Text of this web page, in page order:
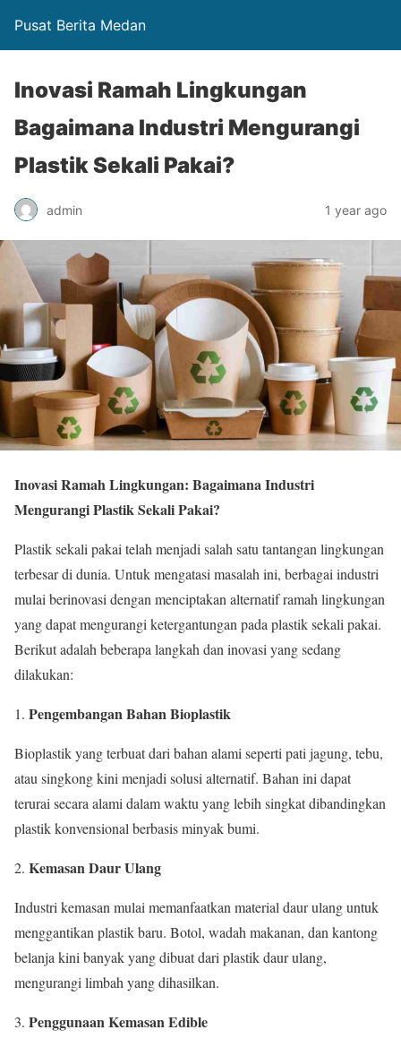
Pusat Berita Medan
Inovasi Ramah Lingkungan
Bagaimana Industri Mengurangi
Plastik Sekali Pakai?
admin 1 year ago
Inovasi Ramah Lingkungan: Bagaimana Industri
Mengurangi Plastik Sekali Pakai?
Plastik sekali pakai telah menjadi salah satu tantangan lingkungan
terbesar di dunia. Untuk mengatasi masalah ini, berbagai industri
mulai berinovasi dengan menciptakan alternatif ramah lingkungan
yang dapat mengurangi ketergantungan pada plastik sekali pakai.
Berikut adalah beberapa langkah dan inovasi yang sedang
dilakukan:
1. Pengembangan Bahan Bioplastik
Bioplastik yang terbuat dari bahan alami seperti pati jagung, tebu,
atau singkong kini menjadi solusi alternatif. Bahan ini dapat
terurai secara alami dalam waktu yang lebih singkat dibandingkan
plastik konvensional berbasis minyak bumi.
2. Kemasan Daur Ulang
Industri kemasan mulai memanfaatkan material daur ulang untuk
menggantikan plastik baru. Botol, wadah makanan, dan kantong
belanja kini banyak yang dibuat dari plastik daur ulang,
mengurangi limbah yang dihasilkan.
3. Penggunaan Kemasan Edible